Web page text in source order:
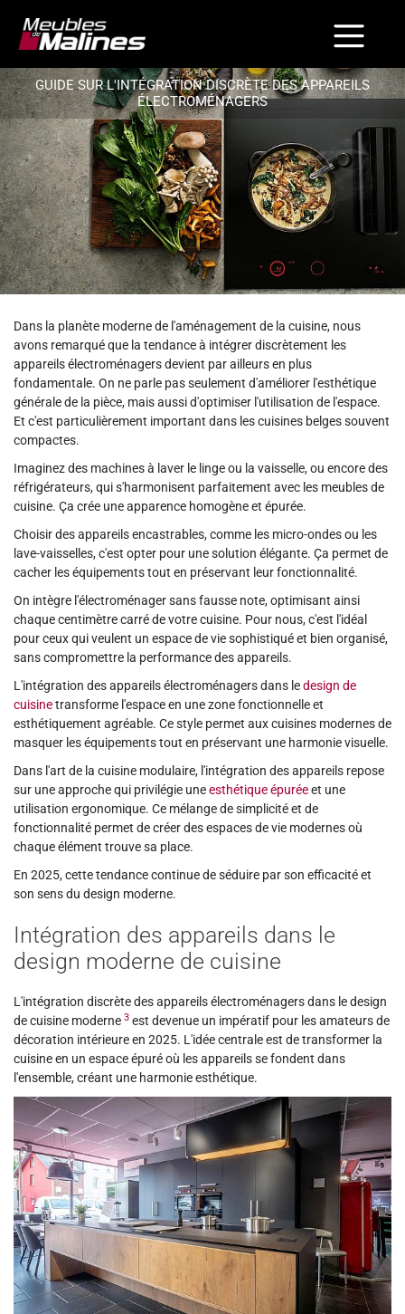
GUIDE SUR L'INTÉGRATION DISCRÈTE DES APPAREILS
ÉLECTROMÉNAGERS
Dans la planète moderne de l'aménagement de la cuisine, nous
avons remarqué que la tendance à intégrer discrètement les
appareils électroménagers devient par ailleurs en plus
fondamentale. On ne parle pas seulement d'améliorer l'esthétique
générale de la pièce, mais aussi d'optimiser l'utilisation de l'espace.
Et c'est particulièrement important dans les cuisines belges souvent
compactes.
Imaginez des machines à laver le linge ou la vaisselle, ou encore des
réfrigérateurs, qui s'harmonisent parfaitement avec les meubles de
cuisine. Ça crée une apparence homogène et épurée.
Choisir des appareils encastrables, comme les micro-ondes ou les
lave-vaisselles, c'est opter pour une solution élégante. Ça permet de
cacher les équipements tout en préservant leur fonctionnalité.
On intègre l'électroménager sans fausse note, optimisant ainsi
chaque centimètre carré de votre cuisine. Pour nous, c'est l'idéal
pour ceux qui veulent un espace de vie sophistiqué et bien organisé,
sans compromettre la performance des appareils.
L'intégration des appareils électroménagers dans ledesign de
cuisinetransforme l'espace en une zone fonctionnelle et
esthétiquement agréable. Ce style permet aux cuisines modernes de
masquer les équipements tout en préservant une harmonie visuelle.
Dans l'art de la cuisine modulaire, l'intégration des appareils repose
sur une approche qui privilégie uneesthétique épuréeet une
utilisation ergonomique. Ce mélange de simplicité et de
fonctionnalité permet de créer des espaces de vie modernes où
chaque élément trouve sa place.
En 2025, cette tendance continue de séduire par son efficacité et
son sens du design moderne.
Intégration des appareils dans le
design moderne de cuisine
L'intégration discrète des appareils électroménagers dans le design
de cuisine moderne 3 est devenue un impératif pour les amateurs de
décoration intérieure en 2025. L'idée centrale est de transformer la
cuisine en un espace épuré où les appareils se fondent dans
l'ensemble, créant une harmonie esthétique.